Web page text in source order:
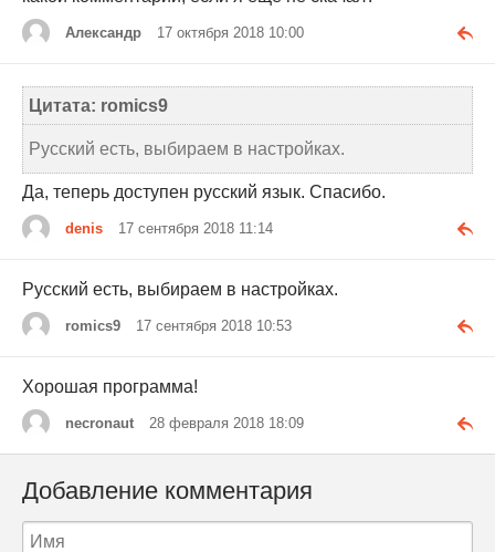
Александр 17 октября 2018 10:00
Цитата: romics9
Русский есть, выбираем в настройках.
Да, теперь доступен русский язык. Спасибо.
denis 17 сентября 2018 11:14
Русский есть, выбираем в настройках.
romics9 17 сентября 2018 10:53
Хорошая программа!
necronaut 28 февраля 2018 18:09
Добавление комментария